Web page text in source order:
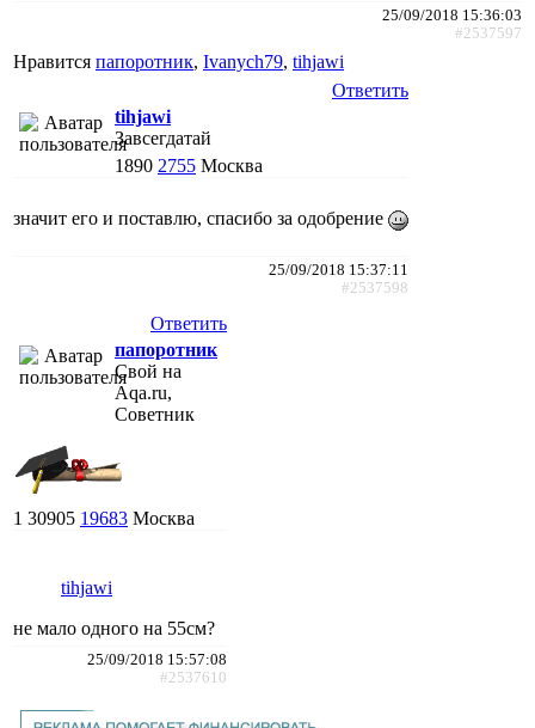
25/09/2018 15:36:03
#2537597
Нравится папоротник, Ivanych79, tihjawi
Ответить
tihjawi
Завсегдатай
1890 2755 Москва
значит его и поставлю, спасибо за одобрение
25/09/2018 15:37:11
#2537598
Ответить
папоротник
Свой на
Aqa.ru,
Советник
1 30905 19683 Москва
tihjawi
не мало одного на 55см?
25/09/2018 15:57:08
#2537610